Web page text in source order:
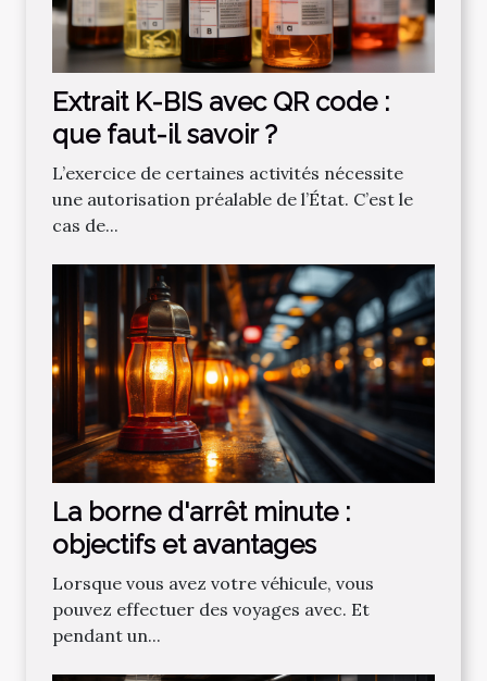
Extrait K-BIS avec QR code :
que faut-il savoir ?
L’exercice de certaines activités nécessite
une autorisation préalable de l’État. C’est le
cas de...
La borne d'arrêt minute :
objectifs et avantages
Lorsque vous avez votre véhicule, vous
pouvez effectuer des voyages avec. Et
pendant un...